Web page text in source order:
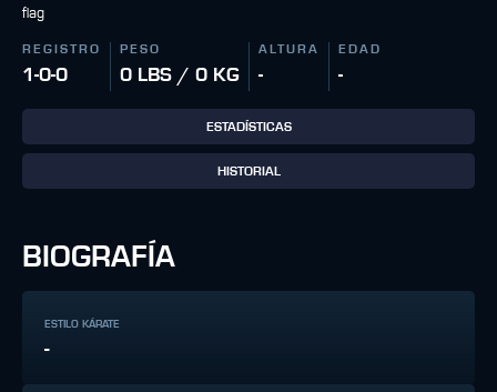
REGISTRO
1-0-0
PESO
0 LBS / 0 KG
ALTURA
-
EDAD
-
ESTADÍSTICAS
HISTORIAL
BIOGRAFÍA
ESTILO KÁRATE
-